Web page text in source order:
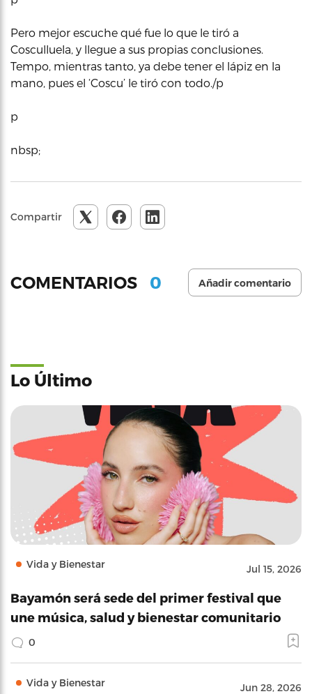
Pero mejor escuche qué fue lo que le tiró a
Cosculluela, y llegue a sus propias conclusiones.
Tempo, mientras tanto, ya debe tener el lápiz en la
mano, pues el ‘Coscu’ le tiró con todo./p
p
nbsp;
Compartir
COMENTARIOS 0 Añadir comentario
Lo Último
Vida y Bienestar Jul 15, 2026
Bayamón será sede del primer festival que
une música, salud y bienestar comunitario
0
Vida y Bienestar Jun 28, 2026